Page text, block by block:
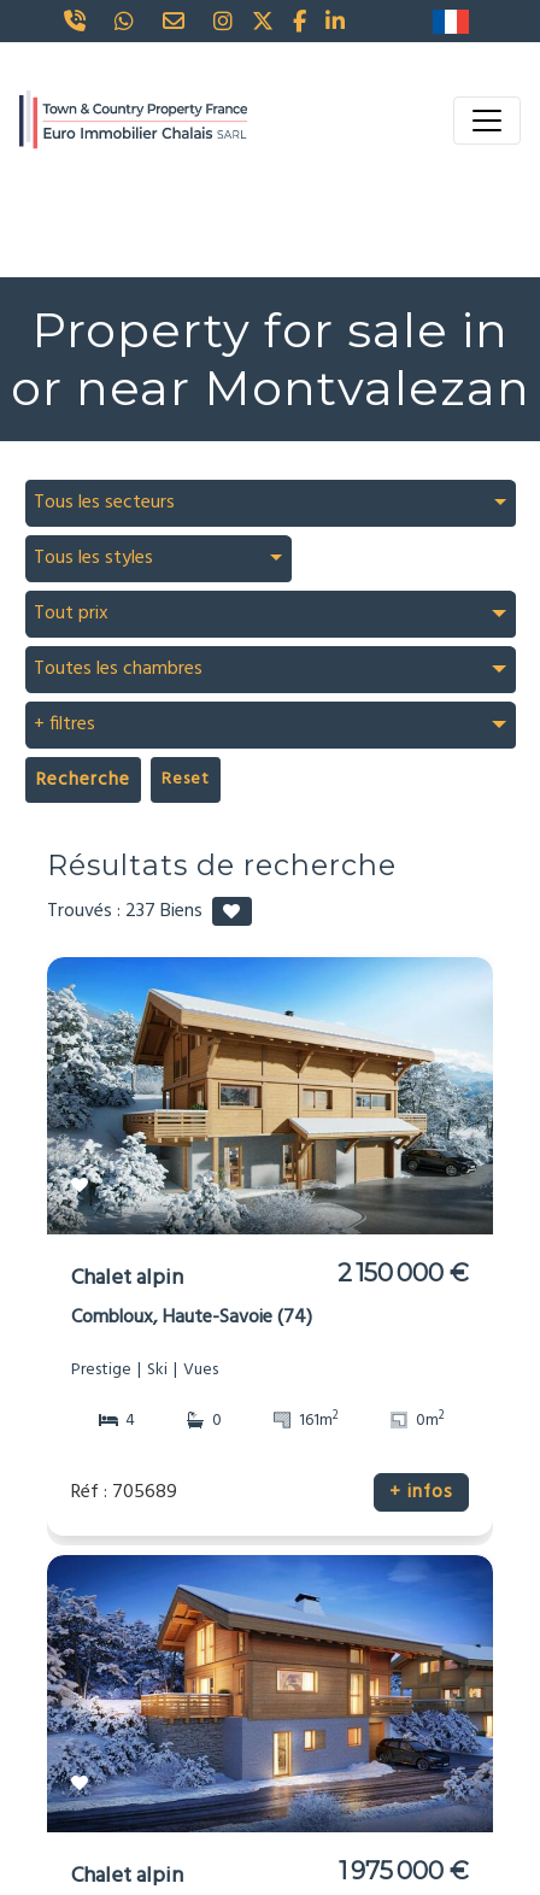
Property for sale in
or near Montvalezan
Tous les secteurs
Tous les styles
Tout prix
Toutes les chambres
+ filtres
Recherche
Résultats de recherche
Trouvés : 237Biens
Chalet alpin 2 150 000 €
Combloux, Haute-Savoie (74)
Prestige Ski Vues
4
0 161m2 0m2
Réf : 705689 + infos
Chalet alpin 1 975 000 €